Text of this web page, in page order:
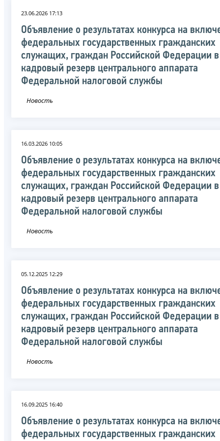
23.06.2026 17:13
Объявление о результатах конкурса на
федеральных государственных гражданских
служащих, граждан Российской Федерации в
кадровый резерв центрального аппарата
Федеральной налоговой службы
Новость
16.03.2026 10:05
Объявление о результатах конкурса на
федеральных государственных гражданских
служащих, граждан Российской Федерации в
кадровый резерв центрального аппарата
Федеральной налоговой службы
Новость
05.12.2025 12:29
Объявление о результатах конкурса на
федеральных государственных гражданских
служащих, граждан Российской Федерации в
кадровый резерв центрального аппарата
Федеральной налоговой службы
Новость
16.09.2025 16:40
Объявление о результатах конкурса на
федеральных государственных гражданских